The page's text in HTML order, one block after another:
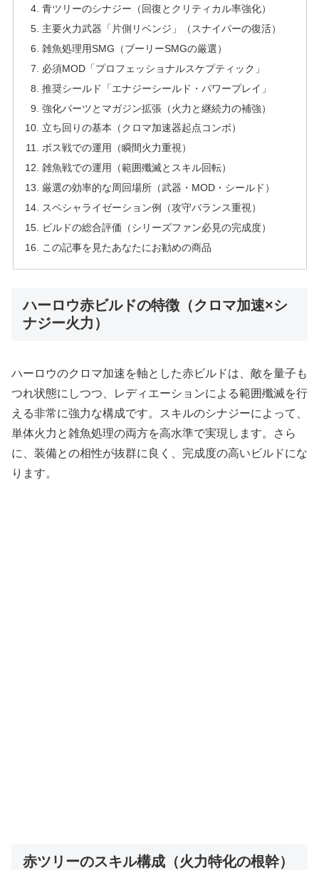
青ツリーのシナジー（回復とクリティカル率強化）
主要火力武器「片側リベンジ」（スナイパーの復活）
雑魚処理用SMG（ブーリーSMGの厳選）
必須MOD「プロフェッショナルスケプティック」
推奨シールド「エナジーシールド・パワープレイ」
強化パーツとマガジン拡張（火力と継続力の補強）
立ち回りの基本（クロマ加速器起点コンボ）
ボス戦での運用（瞬間火力重視）
雑魚戦での運用（範囲殲滅とスキル回転）
厳選の効率的な周回場所（武器・MOD・シールド）
スペシャライゼーション例（攻守バランス重視）
ビルドの総合評価（シリーズファン必見の完成度）
この記事を見たあなたにお勧めの商品
ハーロウ赤ビルドの特徴（クロマ加速×シ
ナジー火力）
ハーロウのクロマ加速を軸とした赤ビルドは、敵を量子も
つれ状態にしつつ、レディエーションによる範囲殲滅を行
える非常に強力な構成です。スキルのシナジーによって、
単体火力と雑魚処理の両方を高水準で実現します。さら
に、装備との相性が抜群に良く、完成度の高いビルドにな
ります。
赤ツリーのスキル構成（火力特化の根幹）